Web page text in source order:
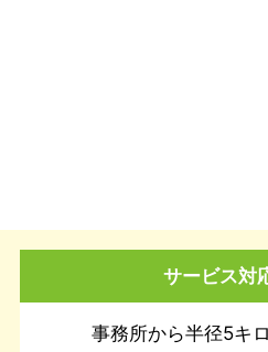
サービス対
事務所から半径5キ